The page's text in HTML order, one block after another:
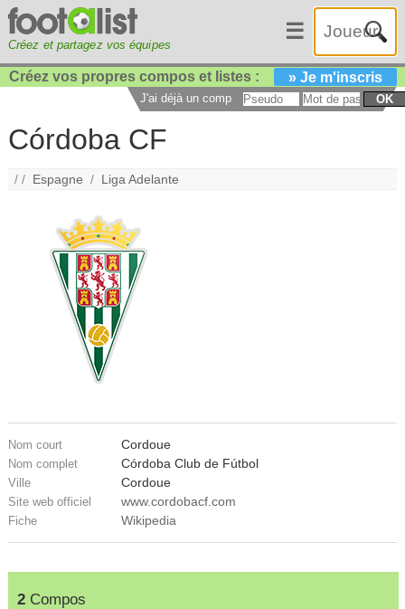
Créez et partagez vos équipes
☰
Créez vos propres compos et listes : » Je m'inscris
J'ai déjà un compte : OK
Córdoba CF
/ / Espagne / Liga Adelante
Nom court Cordoue
Nom complet Córdoba Club de Fútbol
Ville Cordoue
Site web officiel www.cordobacf.com
Fiche Wikipedia
2Compos